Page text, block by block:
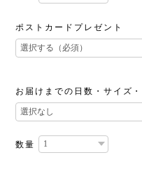
ポストカードプレゼント
お届けまでの日数・サイズ
数量